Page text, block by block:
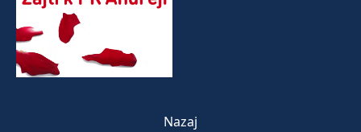
Nazaj